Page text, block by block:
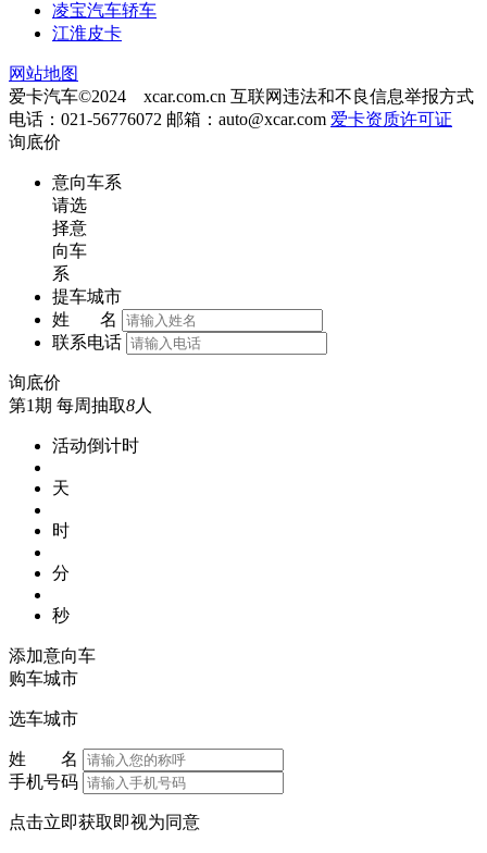
凌宝汽车轿车
江淮皮卡
网站地图
爱卡汽车©2024 xcar.com.cn 互联网违法和不良信息举报方式
电话：021-56776072 邮箱： auto@xcar.com 爱卡资质许可证
询底价
意向车系
请选
择意
向车
系
提车城市
姓 名
联系电话
询底价
第1期 每周抽取8人
活动倒计时
天
时
分
秒
添加意向车
购车城市
选车城市
姓 名
手机号码
点击立即获取即视为同意